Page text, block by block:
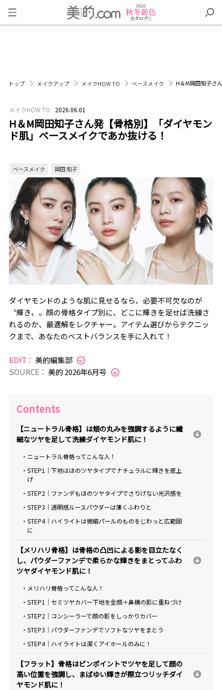
トップ メイクアップ メイクHOW TO ベースメイク H＆M岡田知子さ
メイクHOW TO 2026.06.01
H＆M岡田知子さん発【骨格別】「ダイヤモン
ド肌」ベースメイクであか抜ける！
ベースメイク 岡田 知子
ダイヤモンドのような肌に見せるなら、必要不可欠なのが
〝輝き〟。顔の骨格タイプ別に、どこに輝きを足せば洗練さ
れるのか、最適解をレクチャー。アイテム選びからテクニッ
クまで、あなたのベストバランスを手に入れて！
EDIT： 美的編集部
SOURCE： 美的 2026年6月号
Contents
【ニュートラル骨格】は頬の丸みを強調するように繊
細なツヤを足して洗練ダイヤモンド肌に！
・ニュートラル骨格ってこんな人！
・STEP1｜下地はほのツヤタイプでナチュラルに輝きを底上
げ
・STEP2｜ファンデもほのツヤタイプでさりげない光沢感を
・STEP3｜透明感ルースパウダーは薄くふわりと
・STEP4｜ハイライトは微細パールのものをじわっと広範囲
に
【メリハリ骨格】は骨格の凸凹による影を目立たなく
し、パウダーファンデで柔らかな輝きをまとってふわ
ツヤダイヤモンド肌に！
・メリハリ骨格ってこんな人！
・STEP1｜セミツヤカバー下地を全顔＋鼻横の影に重ねづけ
・STEP2｜コンシーラーで顔の影をしっかりカバー
・STEP3｜パウダーファンデでソフトなツヤをまとう
・STEP4｜ハイライトは潔くアイホールのみに！
【フラット】骨格はピンポイントでツヤを足して顔の
高い位置を強調し、まばゆい輝きが際立つリッチダイ
ヤモンド肌に！